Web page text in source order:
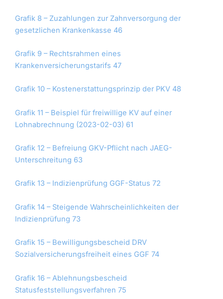
Grafik 8 – Zuzahlungen zur Zahnversorgung der
gesetzlichen Krankenkasse 46
Grafik 9 – Rechtsrahmen eines
Krankenversicherungstarifs 47
Grafik 10 – Kostenerstattungsprinzip der PKV 48
Grafik 11 – Beispiel für freiwillige KV auf einer
Lohnabrechnung (2023-02-03) 61
Grafik 12 – Befreiung GKV-Pflicht nach JAEG-
Unterschreitung 63
Grafik 13 – Indizienprüfung GGF-Status 72
Grafik 14 – Steigende Wahrscheinlichkeiten der
Indizienprüfung 73
Grafik 15 – Bewilligungsbescheid DRV
Sozialversicherungsfreiheit eines GGF 74
Grafik 16 – Ablehnungsbescheid
Statusfeststellungsverfahren 75